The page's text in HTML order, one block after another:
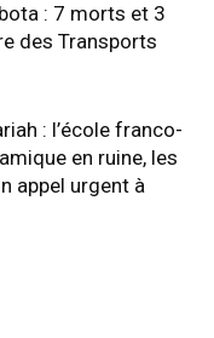
: 7 morts et 3
des Transports
: l’école franco-
en ruine, les
appel urgent à